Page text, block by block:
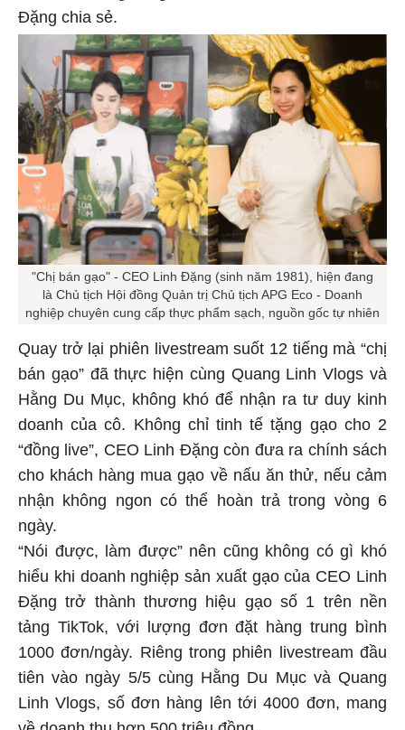
Đặng chia sẻ.
"Chị bán gạo" - CEO Linh Đặng (sinh năm 1981), hiện đang
là Chủ tịch Hội đồng Quản trị Chủ tịch APG Eco - Doanh
nghiệp chuyên cung cấp thực phẩm sạch, nguồn gốc tự nhiên
Quay trở lại phiên livestream suốt 12 tiếng mà “chị
bán gạo” đã thực hiện cùng Quang Linh Vlogs và
Hằng Du Mục, không khó để nhận ra tư duy kinh
doanh của cô. Không chỉ tinh tế tặng gạo cho 2
“đồng live”, CEO Linh Đặng còn đưa ra chính sách
cho khách hàng mua gạo về nấu ăn thử, nếu cảm
nhận không ngon có thể hoàn trả trong vòng 6
ngày.
“Nói được, làm được” nên cũng không có gì khó
hiểu khi doanh nghiệp sản xuất gạo của CEO Linh
Đặng trở thành thương hiệu gạo số 1 trên nền
tảng TikTok, với lượng đơn đặt hàng trung bình
1000 đơn/ngày. Riêng trong phiên livestream đầu
tiên vào ngày 5/5 cùng Hằng Du Mục và Quang
Linh Vlogs, số đơn hàng lên tới 4000 đơn, mang
về doanh thu hơn 500 triệu đồng.